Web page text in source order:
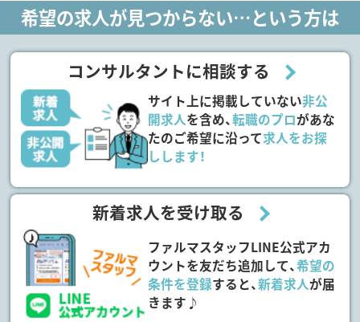
希望の求人が見つからない…という方は
コンサルタントに相談する
サイト上に掲載していない非公
開求人を含め、転職のプロがあな
たのご希望に沿って求人をお探
しします！
新着求人を受け取る
ファルマスタッフLINE公式アカ
ウントを友だち追加して、希望の
条件を登録すると、新着求人が届
きます♪